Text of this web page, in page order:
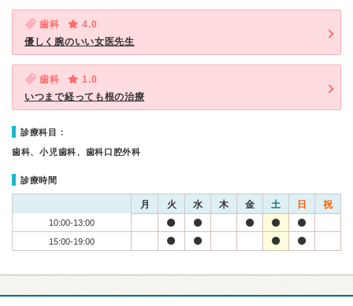
歯科
4.0
優しく腕のいい女医先生
歯科
1.0
いつまで経っても根の治療
診療科目：
歯科、小児歯科、歯科口腔外科
診療時間
月 火 水 木 金 土 日 祝
10:00-13:00
15:00-19:00